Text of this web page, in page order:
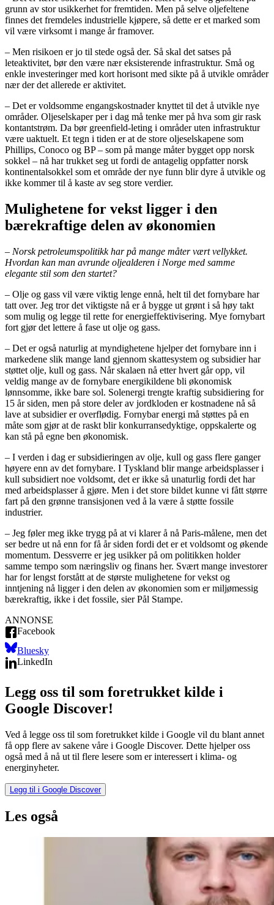
grunn av stor usikkerhet for fremtiden. Men på selve oljefeltene
finnes det fremdeles industrielle kjøpere, så dette er et marked som
vil være virksomt i mange år framover.
– Men risikoen er jo til stede også der. Så skal det satses på
leteaktivitet, bør den være nær eksisterende infrastruktur. Små og
enkle investeringer med kort horisont med sikte på å utvikle områder
nær der det allerede er aktivitet.
– Det er voldsomme engangskostnader knyttet til det å utvikle nye
områder. Oljeselskaper per i dag må tenke mer på hva som gir rask
kontantstrøm. Da bør greenfield-leting i områder uten infrastruktur
være uaktuelt. Et tegn i tiden er at de store oljeselskapene som
Phillips, Conoco og BP – som på mange måter bygget opp norsk
sokkel – nå har trukket seg ut fordi de antagelig oppfatter norsk
kontinentalsokkel som et område der nye funn blir dyre å utvikle og
ikke kommer til å kaste av seg store verdier.
Mulighetene for vekst ligger i den
bærekraftige delen av økonomien
– Norsk petroleumspolitikk har på mange måter vært vellykket.
Hvordan kan man avrunde oljealderen i Norge med samme
elegante stil som den startet?
– Olje og gass vil være viktig lenge ennå, helt til det fornybare har
tatt over. Jeg tror det viktigste nå er å bygge ut grønt i så høy takt
som mulig og legge til rette for energieffektivisering. Mye fornybart
fort gjør det lettere å fase ut olje og gass.
– Det er også naturlig at myndighetene hjelper det fornybare inn i
markedene slik mange land gjennom skattesystem og subsidier har
støttet olje, kull og gass. Når skalaen nå etter hvert går opp, vil
veldig mange av de fornybare energikildene bli økonomisk
lønnsomme, ikke bare sol. Solenergi trengte kraftig subsidiering for
15 år siden, men på store deler av jordkloden er kostnadene nå så
lave at subsidier er overflødig. Fornybar energi må støttes på en
måte som gjør at de raskt blir konkurransedyktige, oppskalerte og
kan stå på egne ben økonomisk.
– I verden i dag er subsidieringen av olje, kull og gass flere ganger
høyere enn av det fornybare. I Tyskland blir mange arbeidsplasser i
kull subsidiert noe voldsomt, det er ikke så unaturlig fordi det har
med arbeidsplasser å gjøre. Men i det store bildet kunne vi fått større
fart på den grønne transisjonen ved å la være å støtte fossile
industrier.
– Jeg føler meg ikke trygg på at vi klarer å nå Paris-målene, men det
ser bedre ut nå enn for få år siden fordi det er et voldsomt og økende
momentum. Dessverre er jeg usikker på om politikken holder
samme tempo som næringsliv og finans her. Svært mange investorer
har for lengst forstått at de største mulighetene for vekst og
inntjening nå ligger i den delen av økonomien som er miljømessig
bærekraftig, ikke i det fossile, sier Pål Stampe.
ANNONSE
Facebook
Bluesky
LinkedIn
Legg oss til som foretrukket kilde i
Google Discover!
Ved å legge oss til som foretrukket kilde i Google vil du blant annet
få opp flere av sakene våre i Google Discover. Dette hjelper oss
også med å nå ut til flere lesere som er interessert i klima- og
energinyheter.
Legg til i Google Discover
Les også